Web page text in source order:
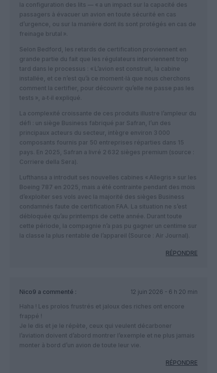
la configuration des lits — « a un impact sur la capacité des
passagers à évacuer un avion en toute sécurité en cas
d’urgence, ou sur la manière dont ils sont protégés en cas de
freinage brutal ».
Selon Bedford, les retards de certification proviennent en
grande partie du fait que les régulateurs interviennent trop
tard dans le processus : « L’avion est construit, la cabine
installée, et ce n’est qu’à ce moment‑là que nous cherchons
comment la certifier, pour découvrir qu’elle ne passe pas les
tests », a‑t‑il expliqué.
La complexité croissante de ces produits illustre l’ampleur du
défi : un siège Business fabriqué par Safran, l’un des
principaux acteurs du secteur, intègre environ 3 000
composants fournis par 50 entreprises réparties dans 15
pays. En 2025, Safran a livré 2 632 sièges premium (source :
Corriere della Sera).
Lufthansa a introduit ses nouvelles cabines « Allegris » sur les
Boeing 787 en 2025, mais a été contrainte pendant des mois
d’exploiter ses vols avec la majorité des sièges Business
condamnés faute de certification FAA. La situation ne s’est
débloquée qu’au printemps de cette année. Durant toute
cette période, la compagnie n’a pas pu gagner un centime sur
la classe la plus rentable de l’appareil (Source : Air Journal).
RÉPONDRE
Nico9 a commenté :
12 juin 2026 - 6 h 20 min
Haha ! Les prolos frustrés et jaloux des riches ont encore
frappé !
Je le dis et je le répète, ceux qui veulent décarboner
l’aviation doivent d’abord montrer l’exemple et ne plus jamais
monter à bord d’un avion de toute leur vie.
RÉPONDRE